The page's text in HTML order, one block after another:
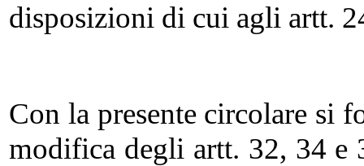
disposizioni di cui agli artt.
Con la presente circolare si
modifica degli artt. 32, 34 e